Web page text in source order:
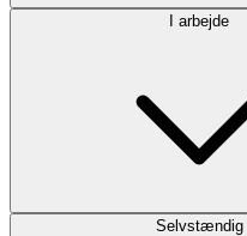
I arbejde
Selvstændig